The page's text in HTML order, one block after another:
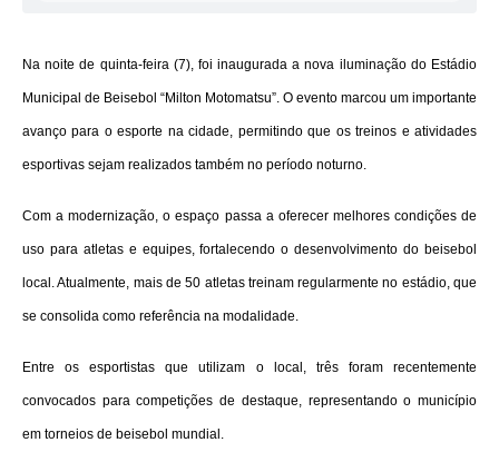
Na noite de quinta-feira (7), foi inaugurada a nova iluminação do Estádio
Municipal de Beisebol “Milton Motomatsu”. O evento marcou um importante
avanço para o esporte na cidade, permitindo que os treinos e atividades
esportivas sejam realizados também no período noturno.
Com a modernização, o espaço passa a oferecer melhores condições de
uso para atletas e equipes, fortalecendo o desenvolvimento do beisebol
local. Atualmente, mais de 50 atletas treinam regularmente no estádio, que
se consolida como referência na modalidade.
Entre os esportistas que utilizam o local, três foram recentemente
convocados para competições de destaque, representando o município
em torneios de beisebol mundial.